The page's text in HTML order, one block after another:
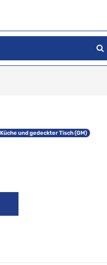
Küche und gedeckter Tisch (GM)